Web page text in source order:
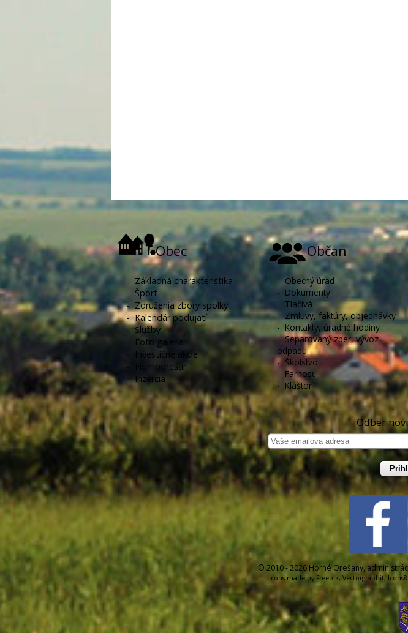
Obec
- Základná charakteristika
- Šport
- Združenia zbory spolky
-Kalendár podujatí
-Služby
- Foto galéria
- Investičné akcie
-
Hornoorešan
-Inzercia
Občan
-Obecný úrad
- Dokumenty
- Tlačivá
- Zmluvy, faktúry, objednávky
- Kontakty, úradné hodiny
-Separovaný zber, vývoz
odpadu
- Školstvo
- Farnosť
- Kláštor
Odber
© 2010 - 2026 Horné Orešany,
Icons made by Freepik, Vectorgraphit, Icons8